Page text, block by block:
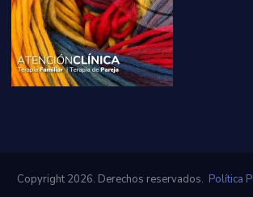
Copyright 2026. Derechos reservados. Política